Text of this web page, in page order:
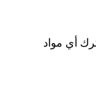
أي مواد